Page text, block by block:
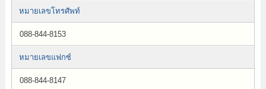
หมายเลขโทรศัพท์
088-844-8153
หมายเลขแฟกซ์
088-844-8147